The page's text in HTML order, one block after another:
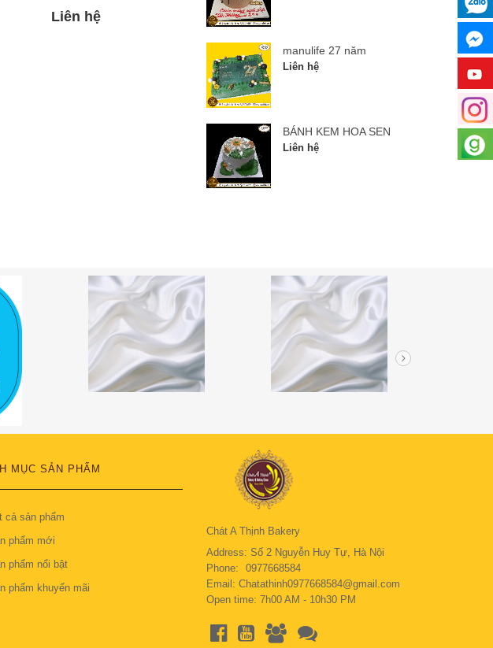
Liên hệ
manulife 27 năm
Liên hệ
BÁNH KEM HOA SEN
Liên hệ
MỤC SẢN PHẨM
cả sản phẩm
phẩm mới
phẩm nổi bật
phẩm khuyến mãi
Chát A Thịnh Bakery
Address: Số 2 Nguyễn Huy Tự, Hà Nội
Phone:
0977668584
Email: Chatathinh0977668584@gmail.com
Open time: 7h00 AM - 10h30 PM